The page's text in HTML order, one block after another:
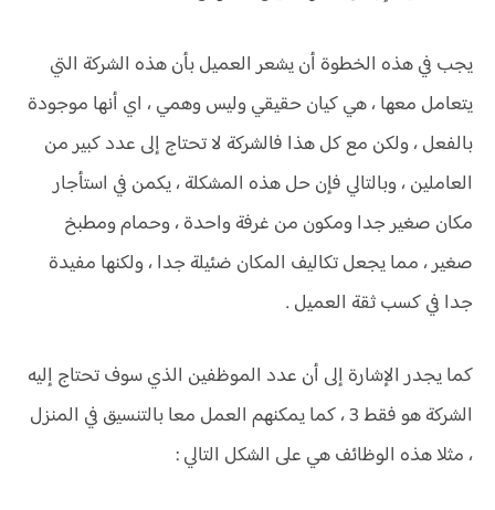
يجب في هذه الخطوة أن يشعر العميل بأن هذه الشركة التي
يتعامل معها ، هي كيان حقيقي وليس وهمي ، اي أنها موجودة
بالفعل ، ولكن مع كل هذا فالشركة لا تحتاج إلى عدد كبير من
العاملين ، وبالتالي فإن حل هذه المشكلة ، يكمن في استأجار
مكان صغير جدا ومكون من غرفة واحدة ، وحمام ومطبخ
صغير ، مما يجعل تكاليف المكان ضئيلة جدا ، ولكنها مفيدة
جدا في كسب ثقة العميل .
كما يجدر الإشارة إلى أن عدد الموظفين الذي سوف تحتاج إليه
الشركة هو فقط 3 ، كما يمكنهم العمل معا بالتنسيق في المنزل
، مثلا هذه الوظائف هي على الشكل التالي :